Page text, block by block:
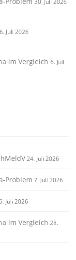
30. Juli 2026
6. Juli 2026
im Vergleich 6. Juli
24. Juli 2026
Problem 7. Juli 2026
Juli 2026
im Vergleich 28.